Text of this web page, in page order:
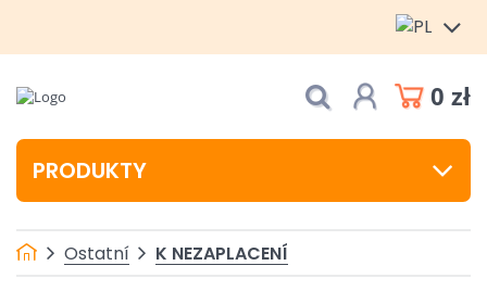
0 zł
PRODUKTY
Ostatní K NEZAPLACENÍ